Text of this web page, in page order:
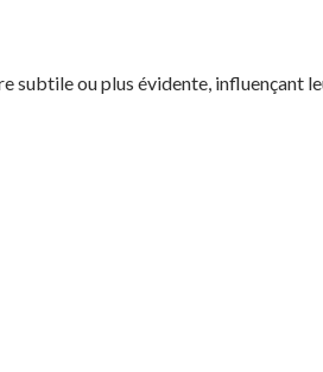
subtile ou plus évidente, influençant